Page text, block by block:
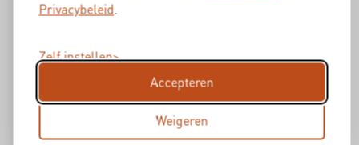
Privacybeleid.
Zelf instellen
Weigeren
Accepteren